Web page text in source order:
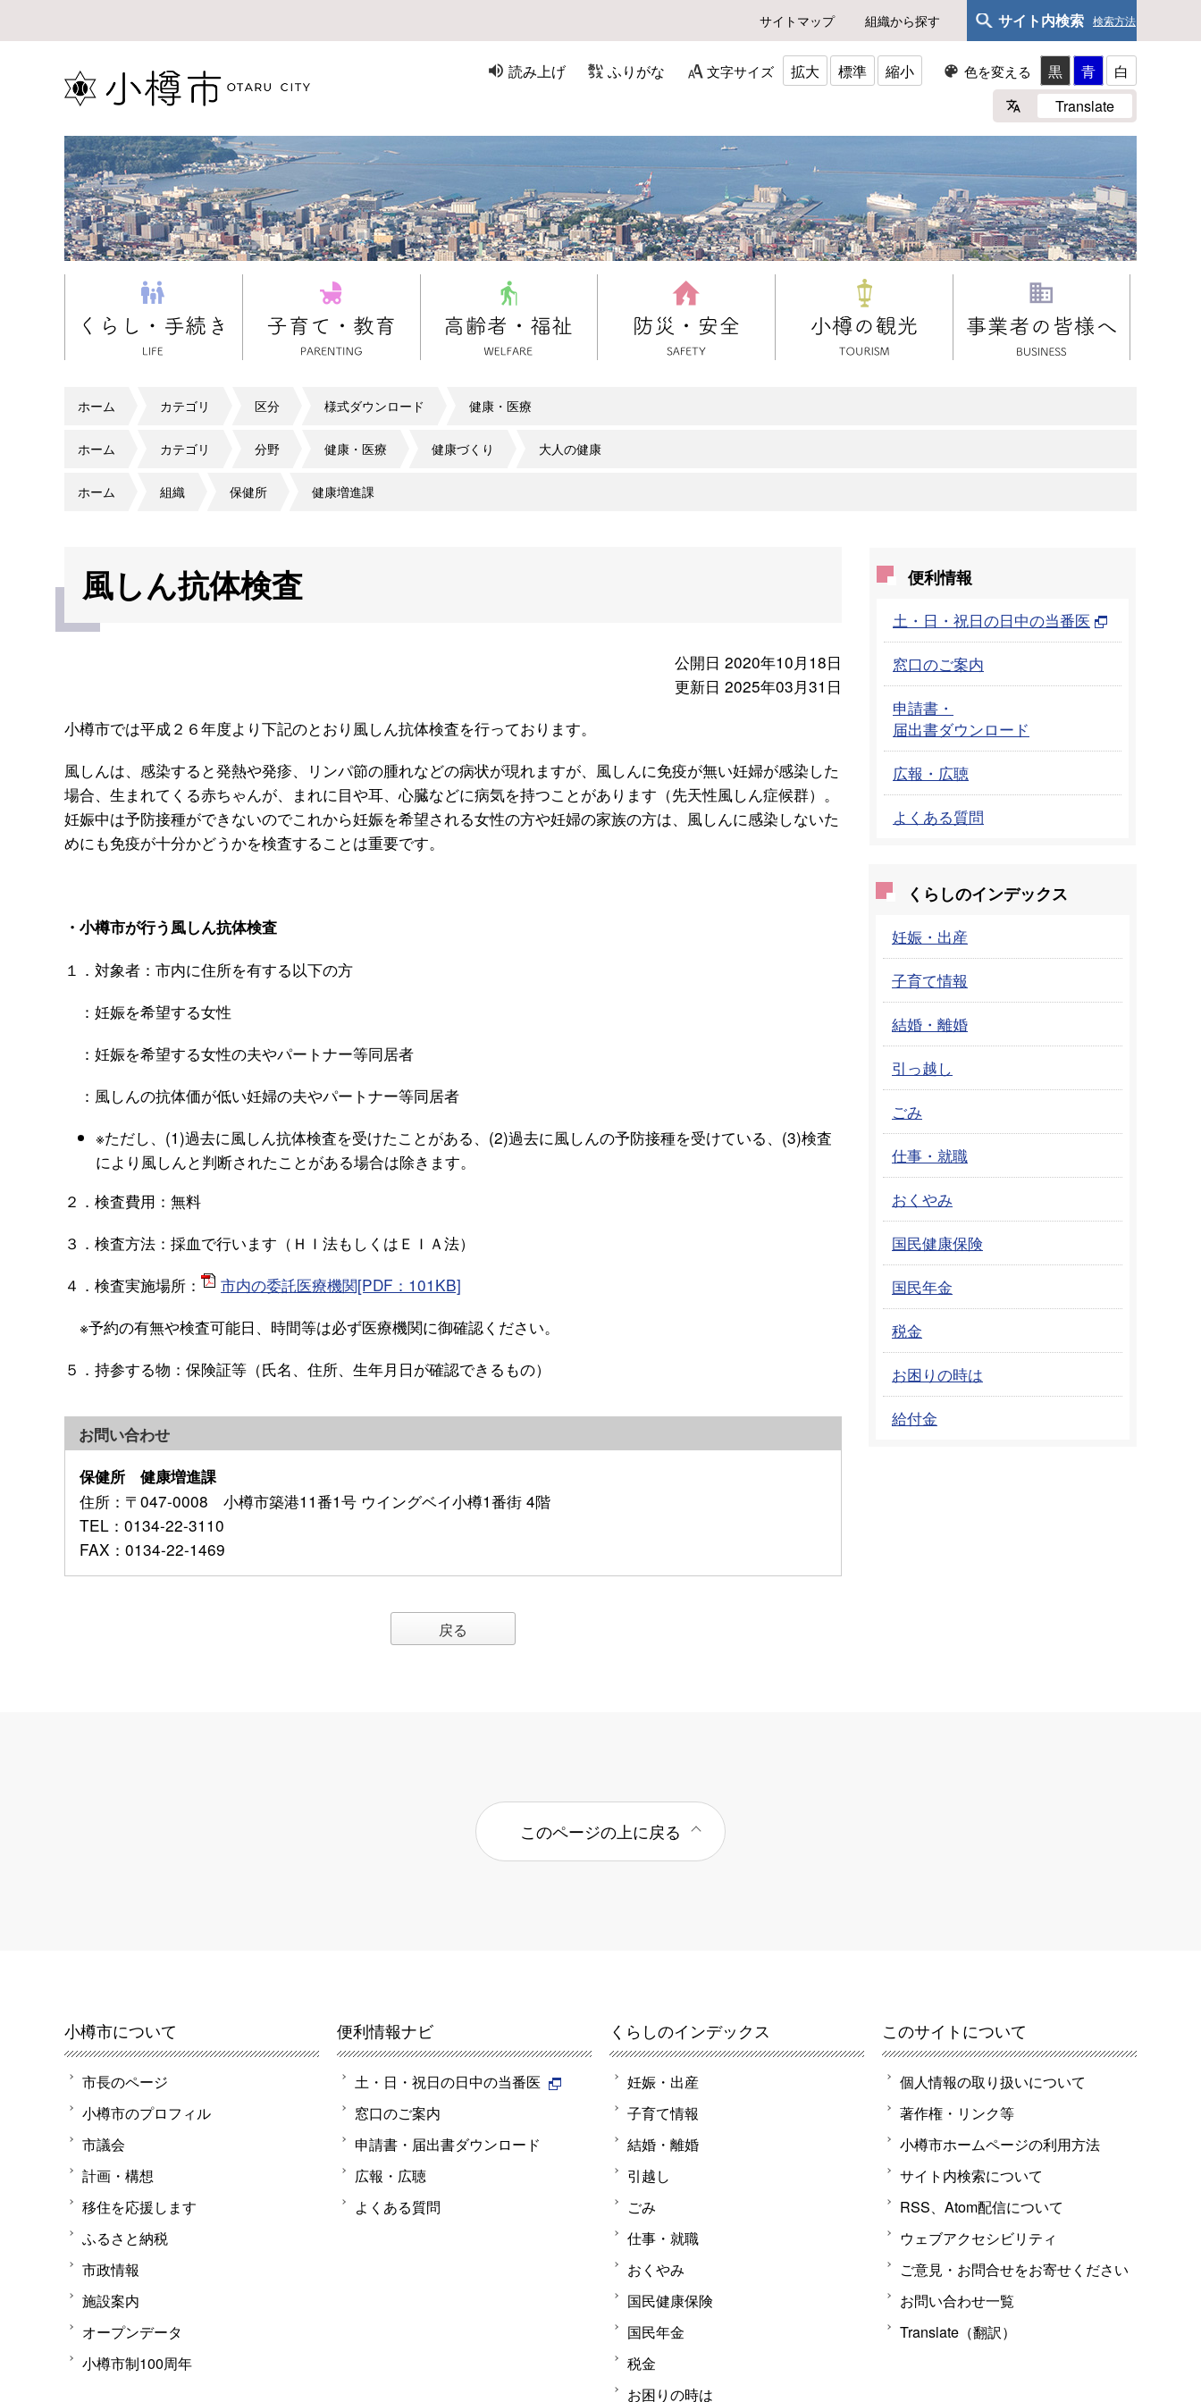
サイトマップ 組織から探す サイト内検索 検索方法
読み上げ ふりがな 文字サイズ 拡大 標準 縮小 色を変える 黒 青
白
Translate
ホーム カテゴリ 区分 様式ダウンロード 健康・医療
ホーム カテゴリ 分野 健康・医療 健康づくり 大人の健康
ホーム 組織 保健所 健康増進課
風しん抗体検査
公開日 2020年10月18日
更新日 2025年03月31日
小樽市では平成２６年度より下記のとおり風しん抗体検査を行っております。
風しんは、感染すると発熱や発疹、リンパ節の腫れなどの病状が現れますが、風しんに免疫が無い妊婦が感染した
場合、生まれてくる赤ちゃんが、まれに目や耳、心臓などに病気を持つことがあります（先天性風しん症候群）。
妊娠中は予防接種ができないのでこれから妊娠を希望される女性の方や妊婦の家族の方は、風しんに感染しないた
めにも免疫が十分かどうかを検査することは重要です。
・小樽市が行う風しん抗体検査
１．対象者：市内に住所を有する以下の方
：妊娠を希望する女性
：妊娠を希望する女性の夫やパートナー等同居者
：風しんの抗体価が低い妊婦の夫やパートナー等同居者
※ただし、(1)過去に風しん抗体検査を受けたことがある、(2)過去に風しんの予防接種を受けている、(3)検査
により風しんと判断されたことがある場合は除きます。
２．検査費用：無料
３．検査方法：採血で行います（ＨＩ法もしくはＥＩＡ法）
４．検査実施場所：
市内の委託医療機関[PDF：101KB]
※予約の有無や検査可能日、時間等は必ず医療機関に御確認ください。
５．持参する物：保険証等（氏名、住所、生年月日が確認できるもの）
お問い合わせ
保健所 健康増進課
住所 ：〒047-0008 小樽市築港11番1号 ウイングベイ小樽1番街 4階
TEL ：0134-22-3110
FAX ：0134-22-1469
戻る
便利情報
土・日・祝日の日中の当番医
窓口のご案内
申請書・
届出書ダウンロード
広報・広聴
よくある質問
くらしのインデックス
妊娠・出産
子育て情報
結婚・離婚
引っ越し
ごみ
仕事・就職
おくやみ
国民健康保険
国民年金
税金
お困りの時は
給付金
このページの上に戻る
小樽市について
市長のページ
小樽市のプロフィル
市議会
計画・構想
移住を応援します
ふるさと納税
市政情報
施設案内
オープンデータ
小樽市制100周年
便利情報ナビ
土・日・祝日の日中の当番医
窓口のご案内
申請書・届出書ダウンロード
広報・広聴
よくある質問
くらしのインデックス
妊娠・出産
子育て情報
結婚・離婚
引越し
ごみ
仕事・就職
おくやみ
国民健康保険
国民年金
税金
お困りの時は
このサイトについて
個人情報の取り扱いについて
著作権・リンク等
小樽市ホームページの利用方法
サイト内検索について
RSS、Atom配信について
ウェブアクセシビリティ
ご意見・お問合せをお寄せください
お問い合わせ一覧
Translate（翻訳）